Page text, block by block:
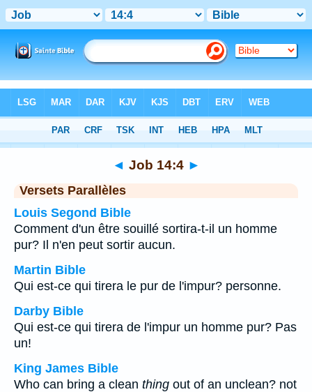
Chapitre 14 > Verset 4
◄ Job 14:4 ►
Versets Parallèles
Louis Segond Bible
Comment d'un être souillé sortira-t-il un homme
pur? Il n'en peut sortir aucun.
Martin Bible
Qui est-ce qui tirera le pur de l'impur? personne.
Darby Bible
Qui est-ce qui tirera de l'impur un homme pur? Pas
un!
King James Bible
Who can bring a clean thing out of an unclean? not